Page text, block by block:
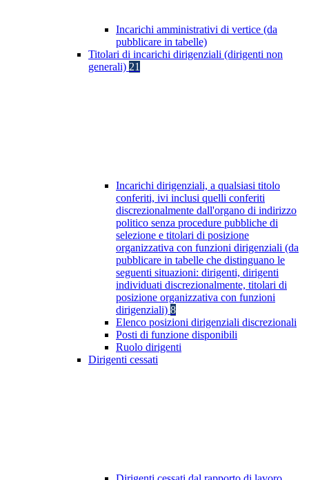
Incarichi amministrativi di vertice (da
pubblicare in tabelle)
Titolari di incarichi dirigenziali (dirigenti non
generali) 21
Incarichi dirigenziali, a qualsiasi titolo
conferiti, ivi inclusi quelli conferiti
discrezionalmente dall'organo di indirizzo
politico senza procedure pubbliche di
selezione e titolari di posizione
organizzativa con funzioni dirigenziali (da
pubblicare in tabelle che distinguano le
seguenti situazioni: dirigenti, dirigenti
individuati discrezionalmente, titolari di
posizione organizzativa con funzioni
dirigenziali) 8
Elenco posizioni dirigenziali discrezionali
Posti di funzione disponibili
Ruolo dirigenti
Dirigenti cessati